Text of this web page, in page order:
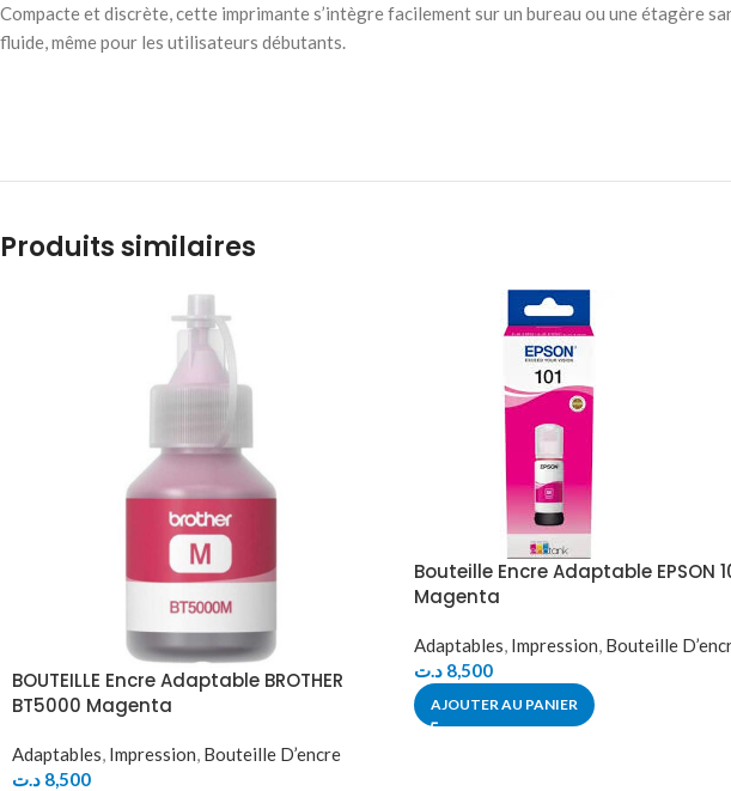
Compacte et discrète, cette imprimante s’intègre facilement sur un bureau ou une étagère
fluide, même pour les utilisateurs débutants.
Produits similaires
BOUTEILLE Encre Adaptable BROTHER
BT5000 Magenta
Adaptables, Impression, Bouteille D’encre
8,500 د.ت
Bouteille Encre Adaptable EPSON
Magenta
Adaptables, Impression, Bouteille
8,500 د.ت
AJOUTER AU PANIER